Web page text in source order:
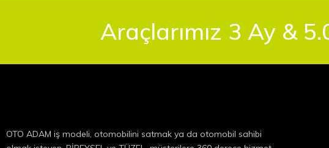
Araçlarımız 3 Ay &
OTO ADAM iş modeli, otomobilini satmak ya da otomobil sahibi